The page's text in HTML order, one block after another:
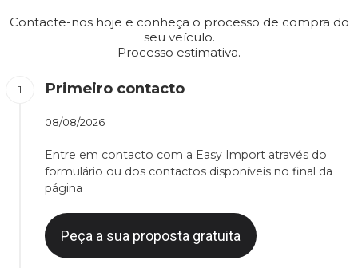
Contacte-nos hoje e conheça o processo de compra do
seu veículo.
Processo estimativa.
Primeiro contacto
08/08/2026
Entre em contacto com a Easy Import através do
formulário ou dos contactos disponíveis no final da
página
Peça a sua proposta gratuita